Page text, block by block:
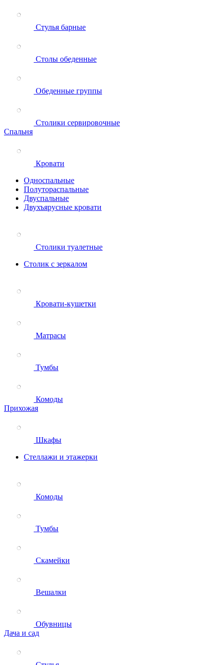
Стулья барные
Столы обеденные
Обеденные группы
Столики сервировочные
Спальня
Кровати
Односпальные
Полутораспальные
Двуспальные
Двухъярусные кровати
Столики туалетные
Столик с зеркалом
Кровати-кушетки
Матрасы
Тумбы
Комоды
Прихожая
Шкафы
Стеллажи и этажерки
Комоды
Тумбы
Скамейки
Вешалки
Обувницы
Дача и сад